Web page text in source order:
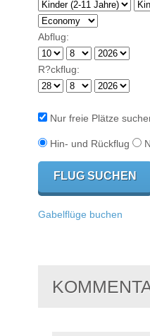
Abflug:
R?ckflug:
Nur freie Plätze
Hin- und Rückflug
Gabelflüge buchen